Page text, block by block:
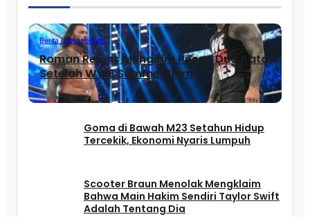
Berita Internasional
Roman Reigns Mengirim Pesan Dua Kata
Setelah WWE SummerSlam
Goma di Bawah M23 Setahun Hidup
Tercekik, Ekonomi Nyaris Lumpuh
Scooter Braun Menolak Mengklaim
Bahwa Main Hakim Sendiri Taylor Swift
Adalah Tentang Dia